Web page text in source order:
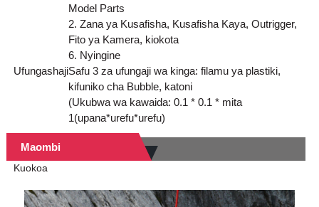
Model Parts
2. Zana ya Kusafisha, Kusafisha Kaya, Outrigger,
Fito ya Kamera, kiokota
6. Nyingine
UfungashajiSafu 3 za ufungaji wa kinga: filamu ya plastiki,
kifuniko cha Bubble, katoni
(Ukubwa wa kawaida: 0.1 * 0.1 * mita
1(upana*urefu*urefu)
Maombi
Kuokoa